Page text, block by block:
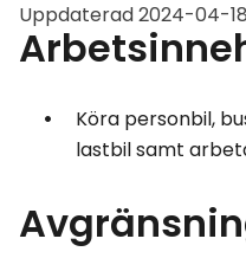
Uppdaterad2024-04-18
Köra personbil,
lastbil samt